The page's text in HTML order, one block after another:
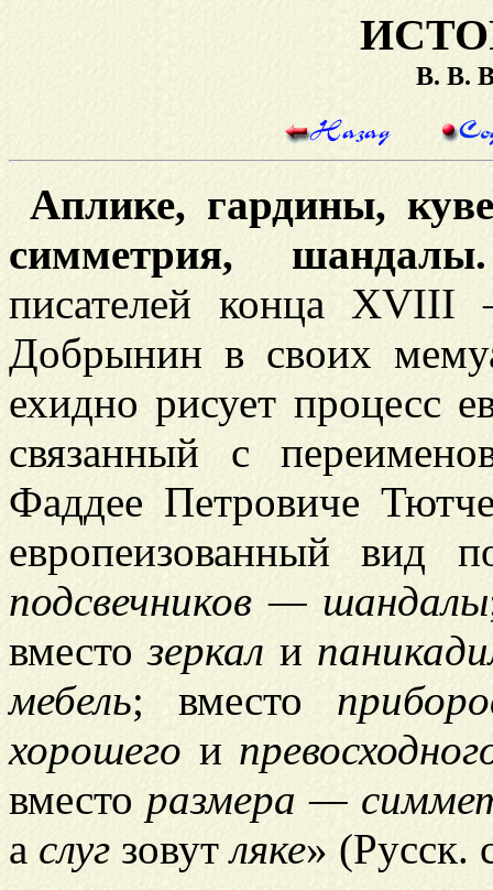
В. В.
Аплике, гардины,
симметрия, шандалы.
писателей конца
Добрынин в своих
ехидно рисует процесс
связанный с
Фаддее Петровиче
европеизованный вид
подсвечников — шандалы
вместозеркал и
мебель; вместо
хорошего и
вместо размера —
а слуг зовутляке» (Русск.